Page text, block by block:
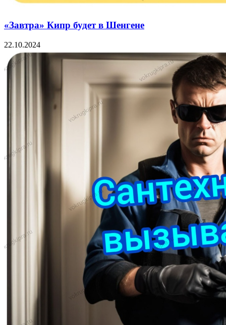
«Завтра» Кипр будет в Шенгене
22.10.2024